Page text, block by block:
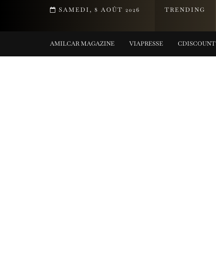
SAMEDI, 8 AOÛT 2026 TRENDING
DE LA COLLECTION TIFFANY TITAN PAR PHARRELL WILLIAMS
AMILCAR MAGAZINE VIAPRESSE CDISCOUNT